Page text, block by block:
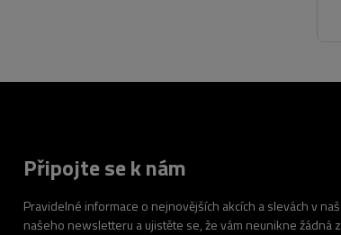
Připojte se k nám
Pravidelné informace o nejnovějších akcích a slevách v
našeho newsletteru a ujistěte se, že vám neunikne